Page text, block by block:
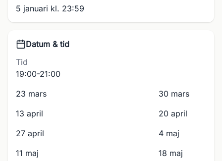
5 januari kl. 23:59
Datum & tid
Tid
19:00-21:00
23 mars
30 mars
13 april
20 april
27 april
4 maj
11 maj
18 maj